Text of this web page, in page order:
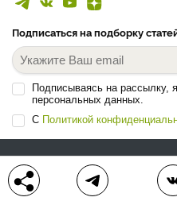
Подписаться на подборку
Подписываясь на рассылку,
персональных данных.
С Политикой
ЛЕНТА СТАТЕЙ
ВОПРОС-ОТВЕТ